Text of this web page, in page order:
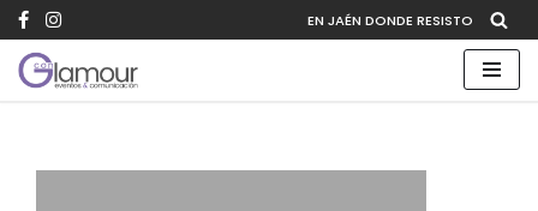
Saltar
al
EN JAÉN DONDE RESISTO